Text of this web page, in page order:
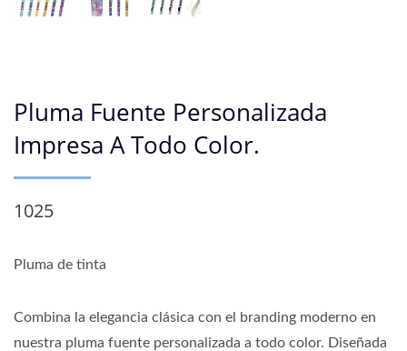
Pluma Fuente Personalizada
Impresa A Todo Color.
1025
Pluma de tinta
Combina la elegancia clásica con el branding moderno en
nuestra pluma fuente personalizada a todo color. Diseñada